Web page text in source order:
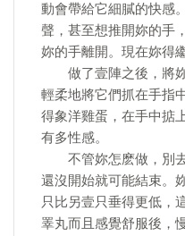
動會帶給它細膩的快感
聲，甚至想推開妳的手
妳的手離開。現在妳得
做了壹陣之後，將妳
輕柔地將它們抓在手指
得象洋雞蛋，在手中掂
有多性感。
不管妳怎麽做，別去
還沒開始就可能結束。
只比另壹只垂得更低，
睪丸而且感覺舒服後，